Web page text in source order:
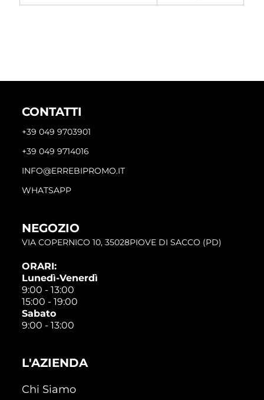
CONTATTI
+39 049 9703901
+39 049 9714016
INFO@ERREBIPROMO.IT
WHATSAPP
NEGOZIO
VIA COPERNICO 10, 35028PIOVE DI SACCO (PD)
ORARI:
Lunedì-Venerdì
9:00 - 13:00
15:00 - 19:00
Sabato
9:00 - 13:00
L'AZIENDA
Chi Siamo